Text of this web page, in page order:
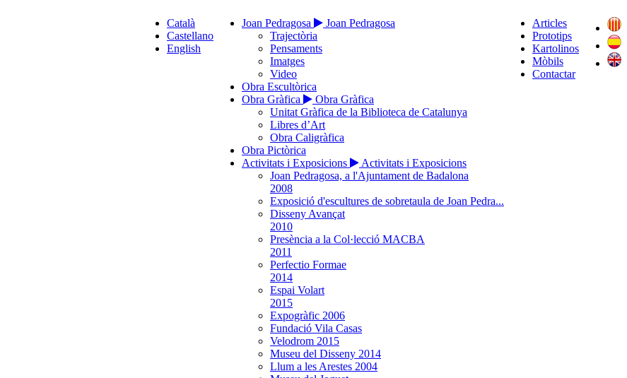
Articles
Prototips
Kartolinos
Mòbils
Contactar
Joan Pedragosa
Joan Pedragosa
Trajectòria
Pensaments
Imatges
Video
Obra Escultòrica
Obra Gràfica
Obra Gràfica
Unitat Gràfica de la Biblioteca de Catalunya
Libres d’Art
Obra Caligràfica
Obra Pictòrica
Activitats i Exposicions
Activitats i Exposicions
Joan Pedragosa, a l'Ajuntament de Badalona
2008
Exposició d'escultures de sobretaula de Joan Pedra...
Disseny Avançat
2010
Presència a la Col·lecció MACBA
2011
Perfectio Formae
2014
Espai Volart
2015
Expogràfic 2006
Fundació Vila Casas
Velodrom 2015
Museu del Disseny 2014
Llum a les Arestes 2004
Català
Castellano
English